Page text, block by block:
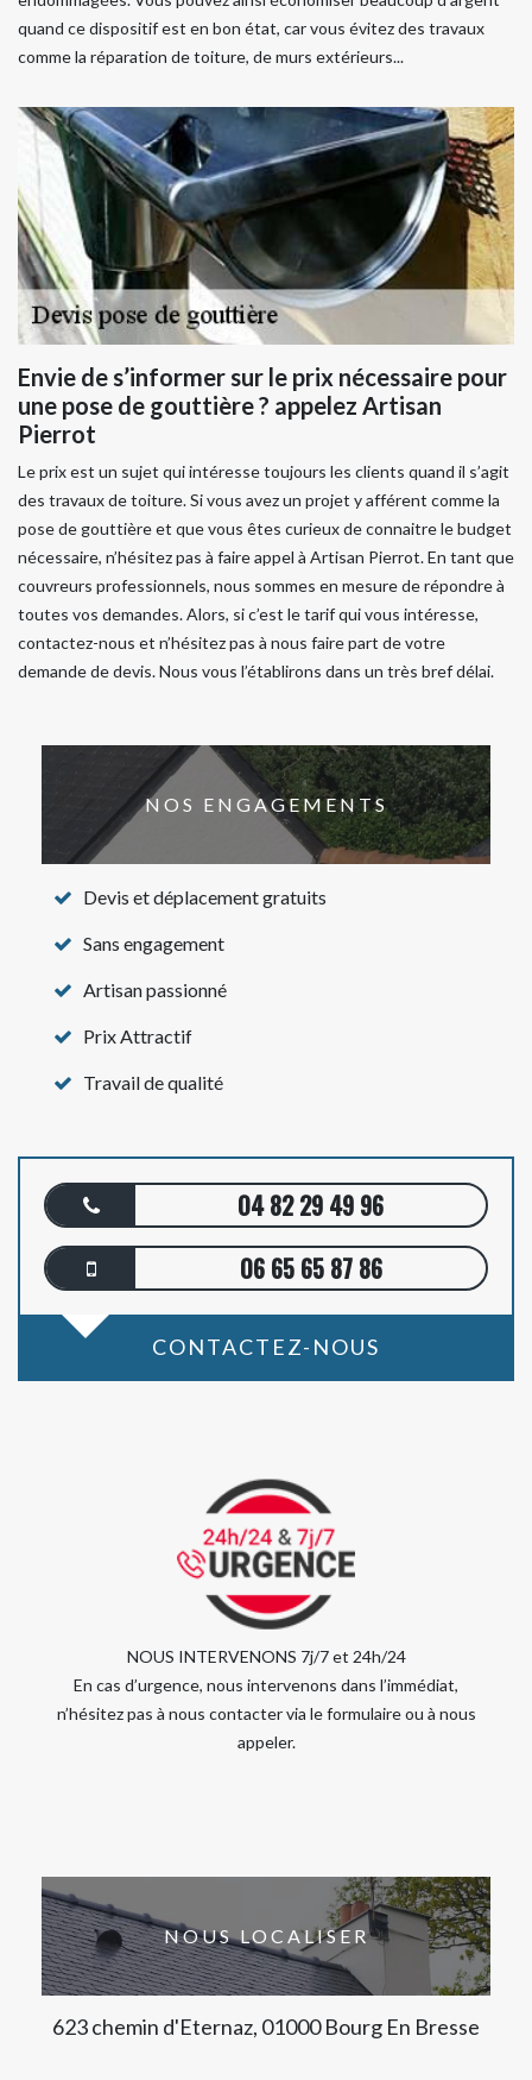
quand ce dispositif est en bon état, car vous évitez des travaux
comme la réparation de toiture, de murs extérieurs...
Envie de s’informer sur le prix nécessaire pour
une pose de gouttière ? appelez Artisan
Pierrot
Le prix est un sujet qui intéresse toujours les clients quand il s’agit
des travaux de toiture. Si vous avez un projet y afférent comme la
pose de gouttière et que vous êtes curieux de connaitre le budget
nécessaire, n’hésitez pas à faire appel à Artisan Pierrot. En tant que
couvreurs professionnels, nous sommes en mesure de répondre à
toutes vos demandes. Alors, si c’est le tarif qui vous intéresse,
contactez-nous et n’hésitez pas à nous faire part de votre
demande de devis. Nous vous l’établirons dans un très bref délai.
NOS ENGAGEMENTS
Devis et déplacement gratuits
Sans engagement
Artisan passionné
Prix Attractif
Travail de qualité
04 82 29 49 96
06 65 65 87 86
CONTACTEZ-NOUS
NOUS INTERVENONS 7j/7 et 24h/24
En cas d’urgence, nous intervenons dans l’immédiat,
n’hésitez pas à nous contacter via le formulaire ou à nous
appeler.
NOUS LOCALISER
623 chemin d'Eternaz, 01000 Bourg En Bresse